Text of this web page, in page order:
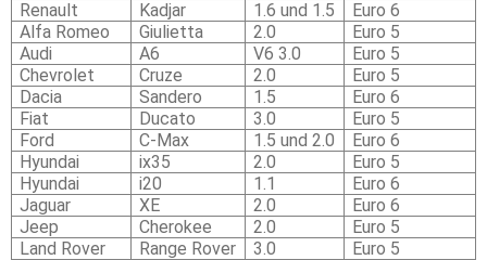
Renault
Kadjar 1.6 und 1.5
Euro 6
Alfa Romeo
Giulietta 2.0
Euro 5
Audi
A6 V6 3.0
Euro 5
Chevrolet
Cruze 2.0
Euro 5
Dacia
Sandero 1.5
Euro 6
Fiat
Ducato 3.0
Euro 5
Ford
C-Max 1.5 und 2.0
Euro 6
Hyundai
ix35 2.0
Euro 5
Hyundai
i20 1.1
Euro 6
Jaguar
XE 2.0
Euro 6
Jeep
Cherokee 2.0
Euro 5
Land Rover
Range Rover 3.0 Euro 5